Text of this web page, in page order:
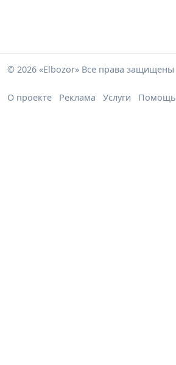
© 2026 «Elbozor» Все права защищены
О проекте Реклама Услуги Помощь